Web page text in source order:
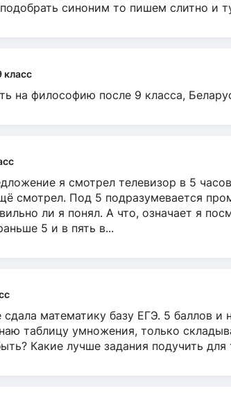
синоним то пишем слитно и
класс
на философию после 9 класса,
я смотрел телевизор в 5
смотрел. Под 5 подразумевается
ли я понял. А что, означает я
5 и в пять в...
сдала математику базу ЕГЭ. 5 баллов и
таблицу умножения, только
Какие лучше задания подучить